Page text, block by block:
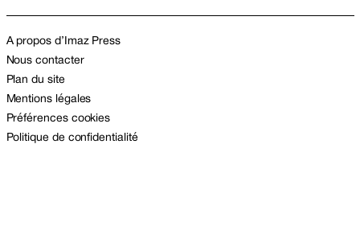
A propos d’Imaz Press
Nous contacter
Plan du site
Mentions légales
Préférences cookies
Politique de confidentialité